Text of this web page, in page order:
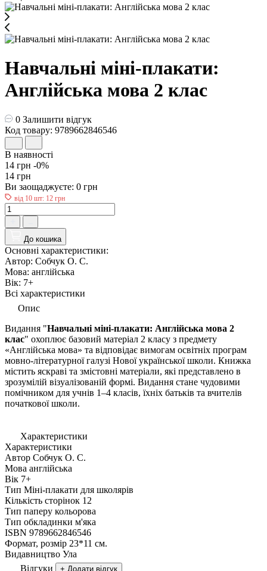
Навчальні міні-плакати:
Англійська мова 2 клас
0 Залишити відгук
Код товару: 9789662846546
В наявності
14 грн -0%
14 грн
Ви заощаджуєте: 0 грн
від 10 шт: 12 грн
До кошика
Основні характеристики:
Автор: Собчук О. С.
Мова: англійська
Вік: 7+
Всі характеристики
Опис
Видання "Навчальні міні-плакати: Англійська мова 2
клас" охоплює базовий матеріал 2 класу з предмету
«Англійська мова» та відповідає вимогам освітніх програм
мовно-літературної галузі Нової української школи. Книжка
містить яскраві та змістовні матеріали, які представлено в
зрозумілій візуалізованій формі. Видання стане чудовими
помічником для учнів 1–4 класів, їхніх батьків та вчителів
початкової школи.
Характеристики
Характеристики
Автор Собчук О. С.
Мова англійська
Вік 7+
Тип Міні-плакати для школярів
Кількість сторінок 12
Тип паперу кольорова
Тип обкладинки м'яка
ISBN 9789662846546
Формат, розмір 23*11 см.
Видавництво Ула
Відгуки
+ Додати відгук